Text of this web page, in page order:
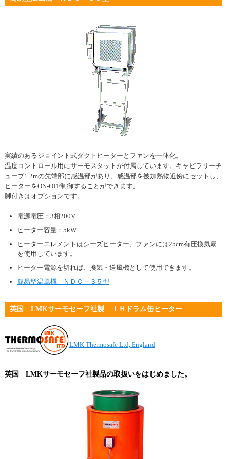
実績のあるジョイント式ダクトヒーターとファンを一体化。
温度コントロール用にサーモスタットが付属しています。キャピラリーチ
ューブ1.2mの先端部に感温部があり、感温部を被加熱物近傍にセットし、
ヒーターをON-OFF制御することができます。
脚付きはオプションです。
電源電圧：3相200V
ヒーター容量：5kW
ヒーターエレメントはシーズヒーター、ファンには25cm有圧換気扇
を使用しています。
ヒーター電源を切れば、換気・送風機として使用できます。
簡易型温風機 ＮＤＣ－３５型
英国 LMKサーモセーフ社製 ＩＨドラム缶ヒーター
LMK Thermosafe Ltd, England
英国 LMKサーモセーフ社製品の取扱いをはじめました。